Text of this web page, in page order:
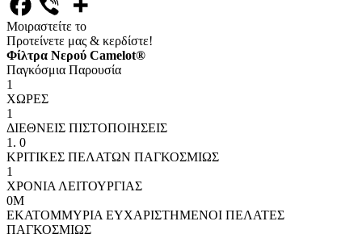
Μοιραστείτε το
Προτείνετε μας & κερδίστε!
Φίλτρα Νερού Camelot®
Παγκόσμια Παρουσία
1
ΧΩΡΕΣ
1
ΔΙΕΘΝΕΙΣ ΠΙΣΤΟΠΟΙΗΣΕΙΣ
1 . 0
ΚΡΙΤΙΚΕΣ ΠΕΛΑΤΩΝ ΠΑΓΚΟΣΜΙΩΣ
1
ΧΡΟΝΙΑ ΛΕΙΤΟΥΡΓΙΑΣ
0Μ
ΕΚΑΤΟΜΜΥΡΙΑ ΕΥΧΑΡΙΣΤΗΜΕΝΟΙ ΠΕΛΑΤΕΣ
ΠΑΓΚΟΣΜΙΩΣ